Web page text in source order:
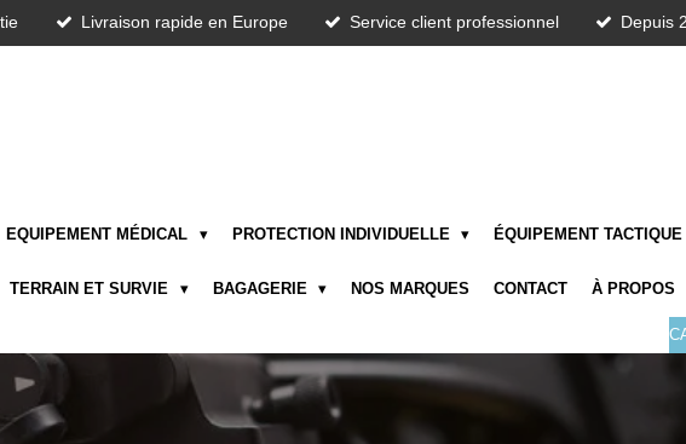
Livraison rapide en Europe Service client professionnel Depuis
EQUIPEMENT MÉDICAL PROTECTION INDIVIDUELLE ÉQUIPEMENT TACTIQUE
TERRAIN ET SURVIE BAGAGERIE NOS MARQUES CONTACT À PROPOS